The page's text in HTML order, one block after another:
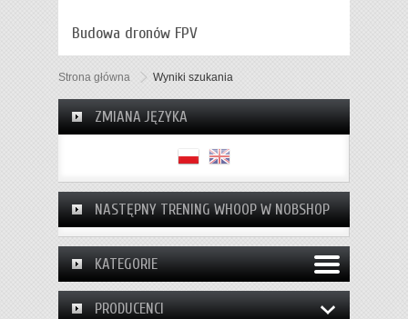
Budowa dronów FPV
Strona główna Wyniki szukania
ZMIANA JĘZYKA
NASTĘPNY TRENING WHOOP W NOBSHOP
KATEGORIE
PRODUCENCI